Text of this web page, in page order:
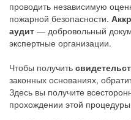
проводить независимую
пожарной безопасности.
аудит — добровольный
экспертные организации.
Чтобы получить
законных основаниях,
Здесь вы получите
прохождении этой